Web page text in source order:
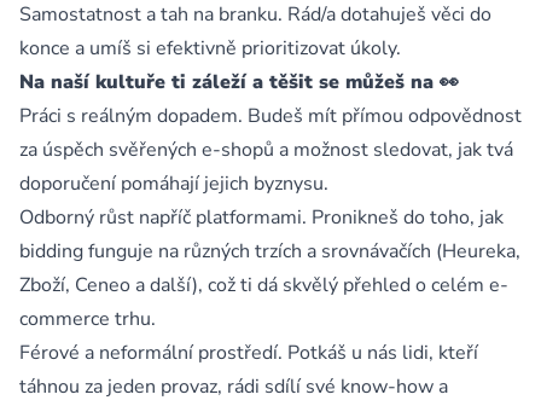
Samostatnost a tah na branku. Rád/a dotahuješ věci do
konce a umíš si efektivně prioritizovat úkoly.
Na naší kultuře ti záleží a těšit se můžeš na 👀
Práci s reálným dopadem. Budeš mít přímou odpovědnost
za úspěch svěřených e-shopů a možnost sledovat, jak tvá
doporučení pomáhají jejich byznysu.
Odborný růst napříč platformami. Pronikneš do toho, jak
bidding funguje na různých trzích a srovnávačích (Heureka,
Zboží, Ceneo a další), což ti dá skvělý přehled o celém e-
commerce trhu.
Férové a neformální prostředí. Potkáš u nás lidi, kteří
táhnou za jeden provaz, rádi sdílí své know-how a